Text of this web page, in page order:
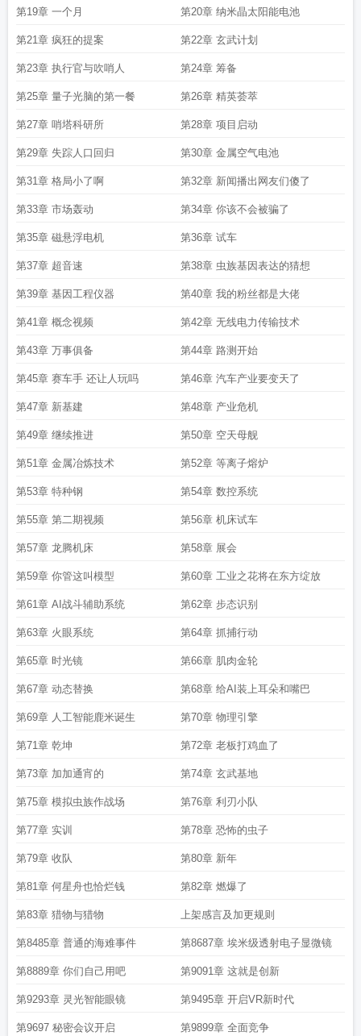
第19章 一个月 第20章 纳米晶太阳能电池
第21章 疯狂的提案 第22章 玄武计划
第23章 执行官与吹哨人 第24章 筹备
第25章 量子光脑的第一餐 第26章 精英荟萃
第27章 哨塔科研所 第28章 项目启动
第29章 失踪人口回归 第30章 金属空气电池
第31章 格局小了啊 第32章 新闻播出网友们傻了
第33章 市场轰动 第34章 你该不会被骗了
第35章 磁悬浮电机 第36章 试车
第37章 超音速 第38章 虫族基因表达的猜想
第39章 基因工程仪器 第40章 我的粉丝都是大佬
第41章 概念视频 第42章 无线电力传输技术
第43章 万事俱备 第44章 路测开始
第45章 赛车手 还让人玩吗 第46章 汽车产业要变天了
第47章 新基建 第48章 产业危机
第49章 继续推进 第50章 空天母舰
第51章 金属冶炼技术 第52章 等离子熔炉
第53章 特种钢 第54章 数控系统
第55章 第二期视频 第56章 机床试车
第57章 龙腾机床 第58章 展会
第59章 你管这叫模型 第60章 工业之花将在东方绽放
第61章 AI战斗辅助系统 第62章 步态识别
第63章 火眼系统 第64章 抓捕行动
第65章 时光镜 第66章 肌肉金轮
第67章 动态替换 第68章 给AI装上耳朵和嘴巴
第69章 人工智能鹿米诞生 第70章 物理引擎
第71章 乾坤 第72章 老板打鸡血了
第73章 加加通宵的 第74章 玄武基地
第75章 模拟虫族作战场 第76章 利刃小队
第77章 实训 第78章 恐怖的虫子
第79章 收队 第80章 新年
第81章 何星舟也恰烂钱 第82章 燃爆了
第83章 猎物与猎物 上架感言及加更规则
第8485章 普通的海难事件 第8687章 埃米级透射电子显微镜
第8889章 你们自己用吧 第9091章 这就是创新
第9293章 灵光智能眼镜 第9495章 开启VR新时代
第9697 秘密会议开启 第9899章 全面竞争